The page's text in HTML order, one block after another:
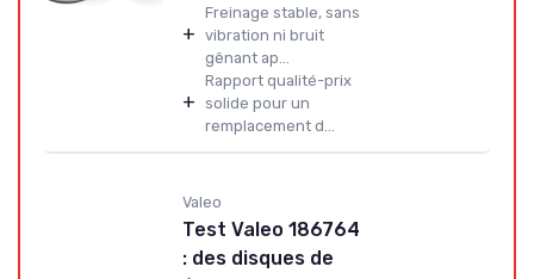
+
Freinage stable, sans
vibration ni bruit
gênant ap...
+
Rapport qualité-prix
solide pour un
remplacement d...
Valeo
Test Valeo 186764
: des disques de